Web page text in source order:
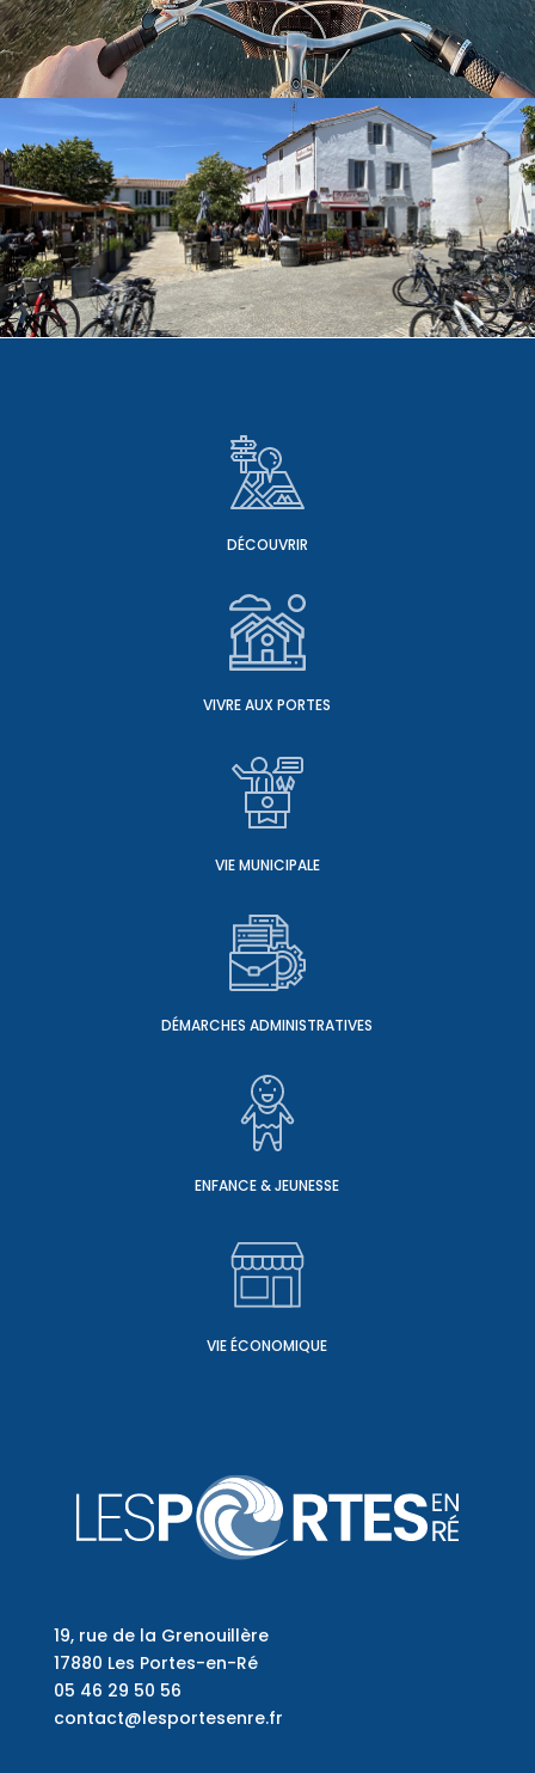
DÉCOUVRIR
VIVRE AUX PORTES
VIE MUNICIPALE
DÉMARCHES ADMINISTRATIVES
ENFANCE & JEUNESSE
VIE ÉCONOMIQUE
19, rue de la Grenouillère
17880 Les Portes-en-Ré
05 46 29 50 56
contact@lesportesenre.fr